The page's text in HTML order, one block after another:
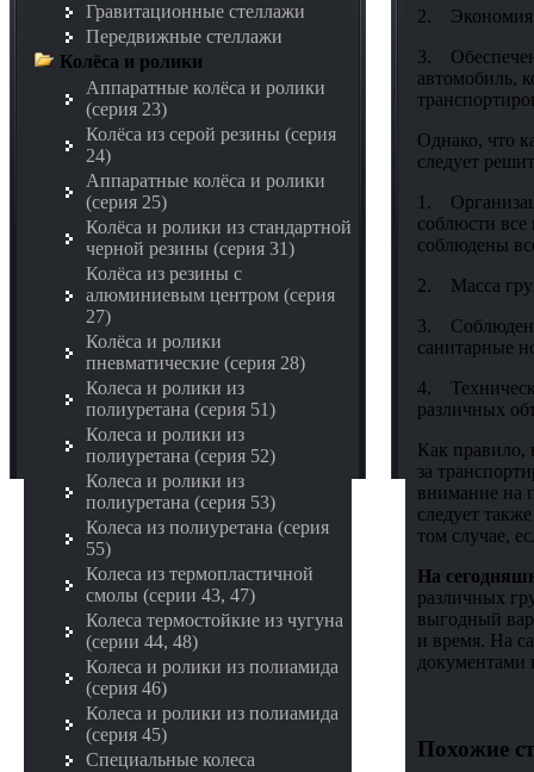
Гравитационные стеллажи
Передвижные стеллажи
Колёса и ролики
Аппаратные колёса и ролики
(серия 23)
Колёса из серой резины (серия
24)
Аппаратные колёса и ролики
(серия 25)
Колёса и ролики из стандартной
черной резины (серия 31)
Колёса из резины с
алюминиевым центром (серия
27)
Колёса и ролики
пневматические (серия 28)
Колеса и ролики из
полиуретана (серия 51)
Колеса и ролики из
полиуретана (серия 52)
Колеса и ролики из
полиуретана (серия 53)
Колеса из полиуретана (серия
55)
Колеса из термопластичной
смолы (серии 43, 47)
Колеса термостойкие из чугуна
(серии 44, 48)
Колеса и ролики из полиамида
(серия 46)
Колеса и ролики из полиамида
(серия 45)
Специальные колеса
2. Экономия.
3.
автомобиль,
Однако, что
следует
1.
соблюсти
соблюдены
2. Масса
3.
санитарные
4.
различных
Как правило,
за
внимание на
следует
том случае,
На
различных
выгодный
и время. На
документами
Похожие